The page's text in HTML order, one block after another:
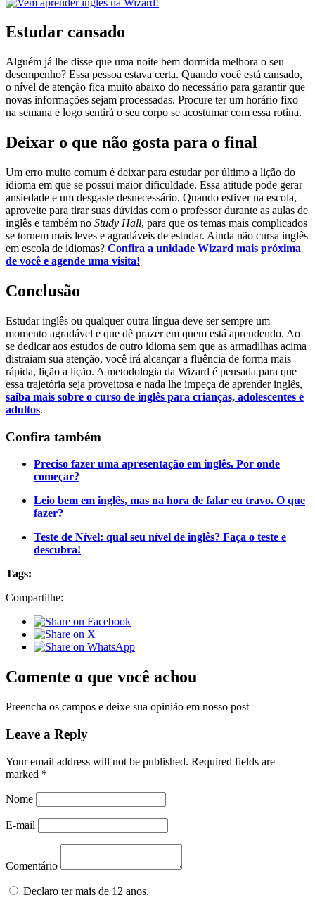
Estudar cansado
Alguém já lhe disse que uma noite bem dormida melhora o seu
desempenho? Essa pessoa estava certa. Quando você está cansado,
o nível de atenção fica muito abaixo do necessário para garantir que
novas informações sejam processadas. Procure ter um horário fixo
na semana e logo sentirá o seu corpo se acostumar com essa rotina.
Deixar o que não gosta para o final
Um erro muito comum é deixar para estudar por último a lição do
idioma em que se possui maior dificuldade. Essa atitude pode gerar
ansiedade e um desgaste desnecessário. Quando estiver na escola,
aproveite para tirar suas dúvidas com o professor durante as aulas de
inglês e também no Study Hall, para que os temas mais complicados
se tornem mais leves e agradáveis de estudar. Ainda não cursa inglês
em escola de idiomas? Confira a unidade Wizard mais próxima
de você e agende uma visita!
Conclusão
Estudar inglês ou qualquer outra língua deve ser sempre um
momento agradável e que dê prazer em quem está aprendendo. Ao
se dedicar aos estudos de outro idioma sem que as armadilhas acima
distraiam sua atenção, você irá alcançar a fluência de forma mais
rápida, lição a lição. A metodologia da Wizard é pensada para que
essa trajetória seja proveitosa e nada lhe impeça de aprender inglês,
saiba mais sobre o curso de inglês para crianças, adolescentes e
adultos.
Confira também
Preciso fazer uma apresentação em inglês. Por onde
começar?
Leio bem em inglês, mas na hora de falar eu travo. O que
fazer?
Teste de Nível: qual seu nível de inglês? Faça o teste e
descubra!
Tags:
Compartilhe:
Comente o que você achou
Preencha os campos e deixe sua opinião em nosso post
Leave a Reply
Your email address will not be published. Required fields are
marked *
Nome
E-mail
Comentário
Declaro ter mais de 12 anos.